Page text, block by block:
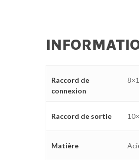
Raccord de
connexion
Raccord de sortie
Matière